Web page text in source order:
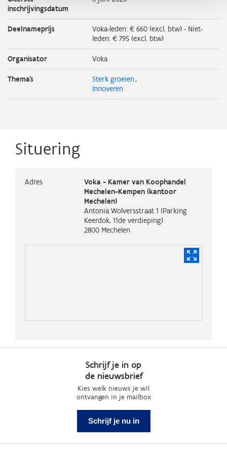
inschrijvingsdatum
Deelnameprijs
Voka-leden: € 660 (excl. btw) - Niet-
leden: € 795 (excl. btw)
Organisator Voka
Thema's
Sterk groeien
Innoveren
Situering
Adres
Voka - Kamer van Koophandel
Mechelen-Kempen (kantoor
Mechelen)
Antonia Wolversstraat 1 (Parking
Keerdok, 11de verdieping)
2800 Mechelen
Schrijf je in op
de nieuwsbrief
Kies welk nieuws je wil
ontvangen in je mailbox
Schrijf je nu in